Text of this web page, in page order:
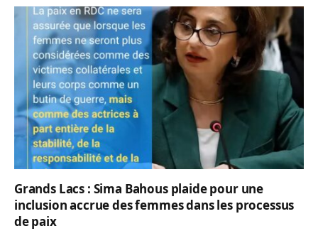
Grands Lacs : Sima Bahous plaide pour une
inclusion accrue des femmes dans les processus
de paix